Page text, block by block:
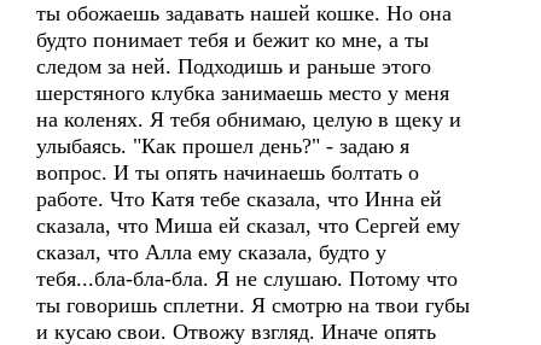
ты обожаешь задавать нашей кошке. Но она
будто понимает тебя и бежит ко мне, а ты
следом за ней. Подходишь и раньше этого
шерстяного клубка занимаешь место у меня
на коленях. Я тебя обнимаю, целую в щеку и
улыбаясь. "Как прошел день?" - задаю я
вопрос. И ты опять начинаешь болтать о
работе. Что Катя тебе сказала, что Инна ей
сказала, что Миша ей сказал, что Сергей ему
сказал, что Алла ему сказала, будто у
тебя...бла-бла-бла. Я не слушаю. Потому что
ты говоришь сплетни. Я смотрю на твои губы
и кусаю свои. Отвожу взгляд. Иначе опять